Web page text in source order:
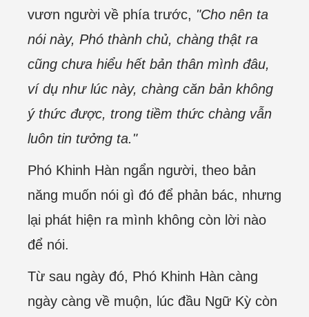
vươn người về phía trước, "Cho nên ta
nói này, Phó thành chủ, chàng thật ra
cũng chưa hiểu hết bản thân mình đâu,
ví dụ như lúc này, chàng căn bản không
ý thức được, trong tiềm thức chàng vẫn
luôn tin tưởng ta."
Phó Khinh Hàn ngẩn người, theo bản
năng muốn nói gì đó để phản bác, nhưng
lại phát hiện ra mình không còn lời nào
để nói.
Từ sau ngày đó, Phó Khinh Hàn càng
ngày càng về muộn, lúc đầu Ngữ Kỳ còn